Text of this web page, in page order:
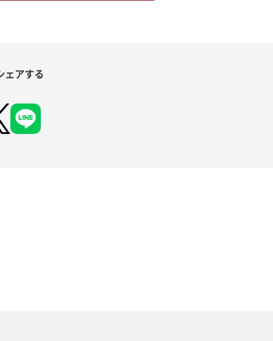
ェアする